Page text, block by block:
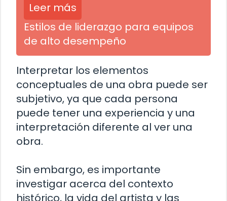
Leer más
Estilos de liderazgo para equipos
de alto desempeño
Interpretar los elementos
conceptuales de una obra puede ser
subjetivo, ya que cada persona
puede tener una experiencia y una
interpretación diferente al ver una
obra.
Sin embargo, es importante
investigar acerca del contexto
histórico, la vida del artista y las